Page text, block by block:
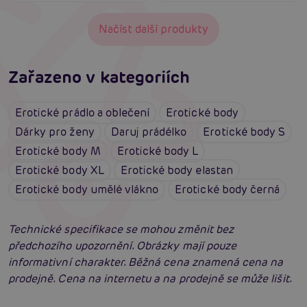
Načíst další produkty
Zařazeno v kategoriích
Erotické prádlo a oblečení
Erotické body
Dárky pro ženy
Daruj prádélko
Erotické body S
Erotické body M
Erotické body L
Erotické body XL
Erotické body elastan
Erotické body umělé vlákno
Erotické body černá
Technické specifikace se mohou změnit bez
předchozího upozornění. Obrázky mají pouze
informativní charakter. Běžná cena znamená cena na
prodejně. Cena na internetu a na prodejně se může lišit.